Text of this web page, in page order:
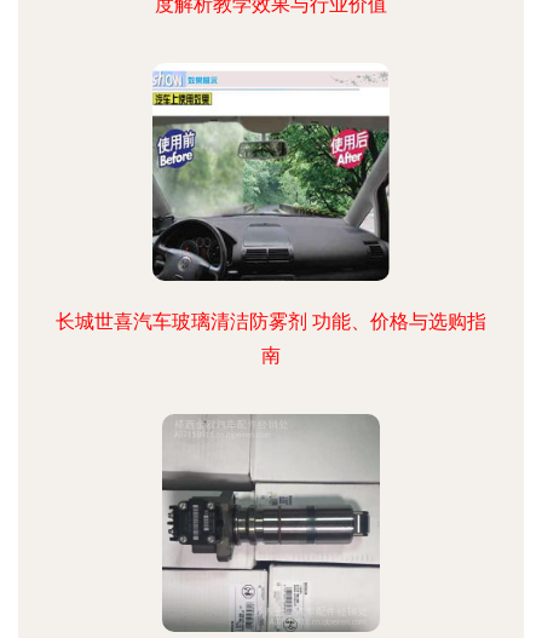
长城世喜汽车玻璃清洁防雾剂 功能、价格与选购指
南